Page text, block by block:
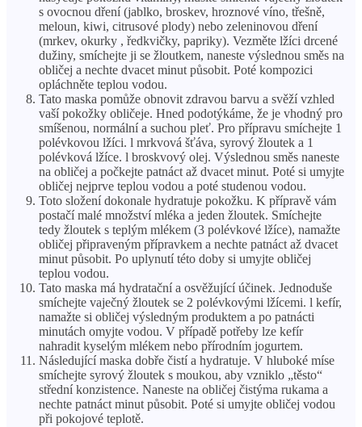
s ovocnou dření (jablko, broskev, hroznové víno, třešně,
meloun, kiwi, citrusové plody) nebo zeleninovou dření
(mrkev, okurky , ředkvičky, papriky). Vezměte lžíci drcené
dužiny, smíchejte ji se žloutkem, naneste výslednou směs na
obličej a nechte dvacet minut působit. Poté kompozici
opláchněte teplou vodou.
Tato maska ​​pomůže obnovit zdravou barvu a svěží vzhled
vaší pokožky obličeje. Hned podotýkáme, že je vhodný pro
smíšenou, normální a suchou pleť. Pro přípravu smíchejte 1
polévkovou lžíci. l mrkvová šťáva, syrový žloutek a 1
polévková lžíce. l broskvový olej. Výslednou směs naneste
na obličej a počkejte patnáct až dvacet minut. Poté si umyjte
obličej nejprve teplou vodou a poté studenou vodou.
Toto složení dokonale hydratuje pokožku. K přípravě vám
postačí malé množství mléka a jeden žloutek. Smíchejte
tedy žloutek s teplým mlékem (3 polévkové lžíce), namažte
obličej připraveným přípravkem a nechte patnáct až dvacet
minut působit. Po uplynutí této doby si umyjte obličej
teplou vodou.
Tato maska ​​má hydratační a osvěžující účinek. Jednoduše
smíchejte vaječný žloutek se 2 polévkovými lžícemi. l kefír,
namažte si obličej výsledným produktem a po patnácti
minutách omyjte vodou. V případě potřeby lze kefír
nahradit kyselým mlékem nebo přírodním jogurtem.
Následující maska ​​dobře čistí a hydratuje. V hluboké míse
smíchejte syrový žloutek s moukou, aby vzniklo „těsto“
střední konzistence. Naneste na obličej čistýma rukama a
nechte patnáct minut působit. Poté si umyjte obličej vodou
při pokojové teplotě.